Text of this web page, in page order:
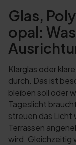
Glas,
opal:
Klarglas oder
durch. Das ist
bleiben soll oder
Tageslicht
streuen das Licht
Terrassen
wird. Gleichzeitig